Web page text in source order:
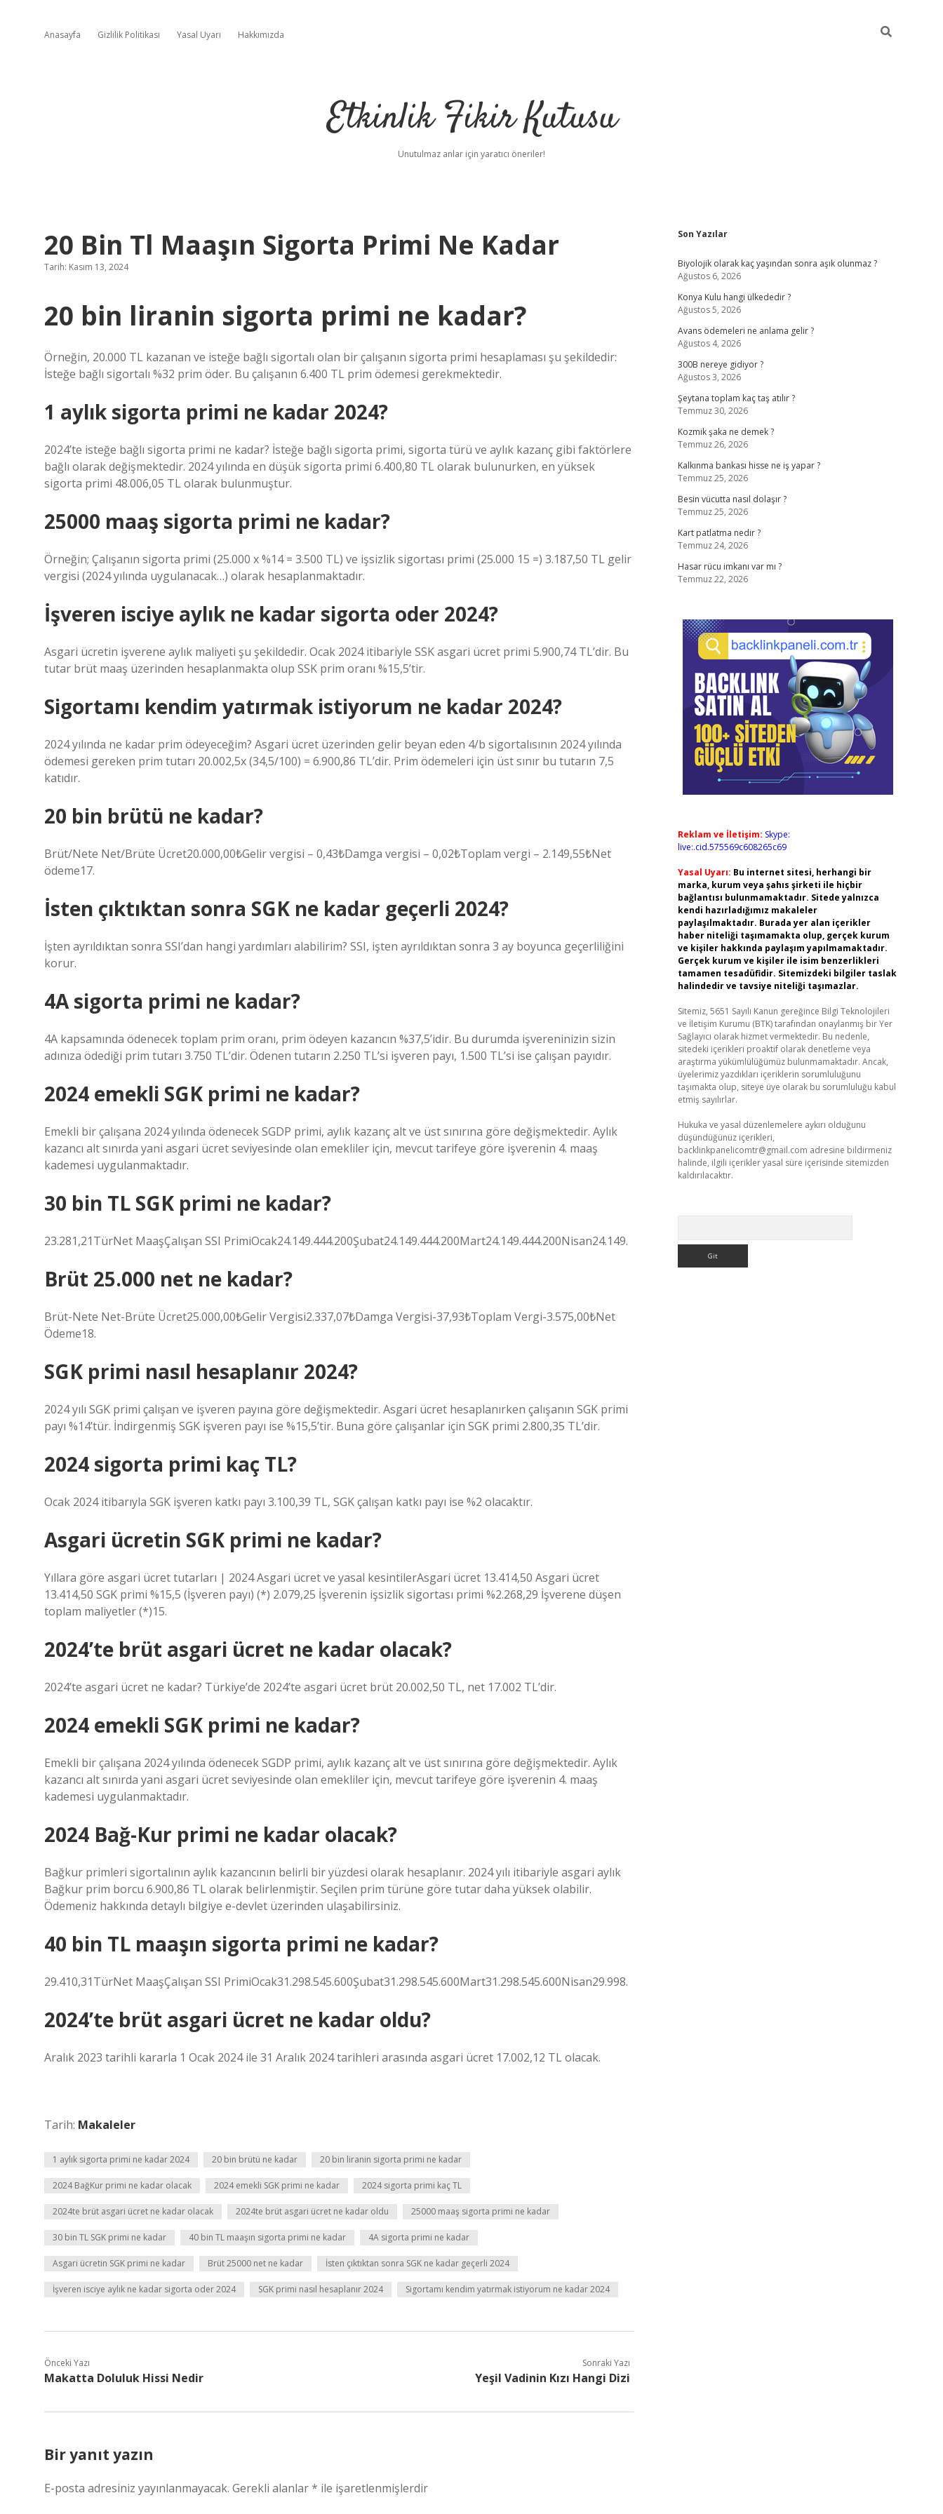
Anasayfa Gizlilik Politikası Yasal Uyarı Hakkımızda
Etkinlik Fikir Kutusu
Unutulmaz anlar için yaratıcı öneriler!
20 Bin Tl Maaşın Sigorta Primi Ne Kadar
Tarih: Kasım 13, 2024
20 bin liranin sigorta primi ne kadar?
Örneğin, 20.000 TL kazanan ve isteğe bağlı sigortalı olan bir çalışanın sigorta primi hesaplaması şu şekildedir:
İsteğe bağlı sigortalı %32 prim öder. Bu çalışanın 6.400 TL prim ödemesi gerekmektedir.
1 aylık sigorta primi ne kadar 2024?
2024’te isteğe bağlı sigorta primi ne kadar? İsteğe bağlı sigorta primi, sigorta türü ve aylık kazanç gibi faktörlere
bağlı olarak değişmektedir. 2024 yılında en düşük sigorta primi 6.400,80 TL olarak bulunurken, en yüksek
sigorta primi 48.006,05 TL olarak bulunmuştur.
25000 maaş sigorta primi ne kadar?
Örneğin; Çalışanın sigorta primi (25.000 x %14 = 3.500 TL) ve işsizlik sigortası primi (25.000 15 =) 3.187,50 TL gelir
vergisi (2024 yılında uygulanacak…) olarak hesaplanmaktadır.
İşveren isciye aylık ne kadar sigorta oder 2024?
Asgari ücretin işverene aylık maliyeti şu şekildedir. Ocak 2024 itibariyle SSK asgari ücret primi 5.900,74 TL’dir. Bu
tutar brüt maaş üzerinden hesaplanmakta olup SSK prim oranı %15,5’tir.
Sigortamı kendim yatırmak istiyorum ne kadar 2024?
2024 yılında ne kadar prim ödeyeceğim? Asgari ücret üzerinden gelir beyan eden 4/b sigortalısının 2024 yılında
ödemesi gereken prim tutarı 20.002,5x (34,5/100) = 6.900,86 TL’dir. Prim ödemeleri için üst sınır bu tutarın 7,5
katıdır.
20 bin brütü ne kadar?
Brüt/Nete Net/Brüte Ücret20.000,00₺Gelir vergisi – 0,43₺Damga vergisi – 0,02₺Toplam vergi – 2.149,55₺Net
ödeme17.
İsten çıktıktan sonra SGK ne kadar geçerli 2024?
İşten ayrıldıktan sonra SSI’dan hangi yardımları alabilirim? SSI, işten ayrıldıktan sonra 3 ay boyunca geçerliliğini
korur.
4A sigorta primi ne kadar?
4A kapsamında ödenecek toplam prim oranı, prim ödeyen kazancın %37,5’idir. Bu durumda işvereninizin sizin
adınıza ödediği prim tutarı 3.750 TL’dir. Ödenen tutarın 2.250 TL’si işveren payı, 1.500 TL’si ise çalışan payıdır.
2024 emekli SGK primi ne kadar?
Emekli bir çalışana 2024 yılında ödenecek SGDP primi, aylık kazanç alt ve üst sınırına göre değişmektedir. Aylık
kazancı alt sınırda yani asgari ücret seviyesinde olan emekliler için, mevcut tarifeye göre işverenin 4. maaş
kademesi uygulanmaktadır.
30 bin TL SGK primi ne kadar?
23.281,21TürNet MaaşÇalışan SSI PrimiOcak24.149.444.200Şubat24.149.444.200Mart24.149.444.200Nisan24.149.
Brüt 25.000 net ne kadar?
Brüt-Nete Net-Brüte Ücret25.000,00₺Gelir Vergisi2.337,07₺Damga Vergisi-37,93₺Toplam Vergi-3.575,00₺Net
Ödeme18.
SGK primi nasıl hesaplanır 2024?
2024 yılı SGK primi çalışan ve işveren payına göre değişmektedir. Asgari ücret hesaplanırken çalışanın SGK primi
payı %14’tür. İndirgenmiş SGK işveren payı ise %15,5’tir. Buna göre çalışanlar için SGK primi 2.800,35 TL’dir.
2024 sigorta primi kaç TL?
Ocak 2024 itibarıyla SGK işveren katkı payı 3.100,39 TL, SGK çalışan katkı payı ise %2 olacaktır.
Asgari ücretin SGK primi ne kadar?
Yıllara göre asgari ücret tutarları | 2024 Asgari ücret ve yasal kesintilerAsgari ücret 13.414,50 Asgari ücret
13.414,50 SGK primi %15,5 (İşveren payı) (*) 2.079,25 İşverenin işsizlik sigortası primi %2.268,29 İşverene düşen
toplam maliyetler (*)15.
2024’te brüt asgari ücret ne kadar olacak?
2024’te asgari ücret ne kadar? Türkiye’de 2024’te asgari ücret brüt 20.002,50 TL, net 17.002 TL’dir.
2024 emekli SGK primi ne kadar?
Emekli bir çalışana 2024 yılında ödenecek SGDP primi, aylık kazanç alt ve üst sınırına göre değişmektedir. Aylık
kazancı alt sınırda yani asgari ücret seviyesinde olan emekliler için, mevcut tarifeye göre işverenin 4. maaş
kademesi uygulanmaktadır.
2024 Bağ-Kur primi ne kadar olacak?
Bağkur primleri sigortalının aylık kazancının belirli bir yüzdesi olarak hesaplanır. 2024 yılı itibariyle asgari aylık
Bağkur prim borcu 6.900,86 TL olarak belirlenmiştir. Seçilen prim türüne göre tutar daha yüksek olabilir.
Ödemeniz hakkında detaylı bilgiye e-devlet üzerinden ulaşabilirsiniz.
40 bin TL maaşın sigorta primi ne kadar?
29.410,31TürNet MaaşÇalışan SSI PrimiOcak31.298.545.600Şubat31.298.545.600Mart31.298.545.600Nisan29.998.
2024’te brüt asgari ücret ne kadar oldu?
Aralık 2023 tarihli kararla 1 Ocak 2024 ile 31 Aralık 2024 tarihleri ​​arasında asgari ücret 17.002,12 TL olacak.
Tarih: Makaleler
1 aylık sigorta primi ne kadar 2024 20 bin brütü ne kadar 20 bin liranin sigorta primi ne kadar
2024 BağKur primi ne kadar olacak 2024 emekli SGK primi ne kadar 2024 sigorta primi kaç TL
2024te brüt asgari ücret ne kadar olacak 2024te brüt asgari ücret ne kadar oldu 25000 maaş sigorta primi ne kadar
30 bin TL SGK primi ne kadar 40 bin TL maaşın sigorta primi ne kadar 4A sigorta primi ne kadar
Asgari ücretin SGK primi ne kadar Brüt 25000 net ne kadar İsten çıktıktan sonra SGK ne kadar geçerli 2024
İşveren isciye aylık ne kadar sigorta oder 2024 SGK primi nasıl hesaplanır 2024 Sigortamı kendim yatırmak istiyorum ne kadar 2024
Önceki Yazı
Makatta Doluluk Hissi Nedir
Sonraki Yazı
Yeşil Vadinin Kızı Hangi Dizi
Bir yanıt yazın
E-posta adresiniz yayınlanmayacak. Gerekli alanlar* ile işaretlenmişlerdir
Sidebar
Son Yazılar
Biyolojik olarak kaç yaşından sonra aşık olunmaz ?
Ağustos 6, 2026
Konya Kulu hangi ülkededir ?
Ağustos 5, 2026
Avans ödemeleri ne anlama gelir ?
Ağustos 4, 2026
300B nereye gidiyor ?
Ağustos 3, 2026
Şeytana toplam kaç taş atılır ?
Temmuz 30, 2026
Kozmik şaka ne demek ?
Temmuz 26, 2026
Kalkınma bankası hisse ne iş yapar ?
Temmuz 25, 2026
Besin vücutta nasıl dolaşır ?
Temmuz 25, 2026
Kart patlatma nedir ?
Temmuz 24, 2026
Hasar rücu imkanı var mı ?
Temmuz 22, 2026
Reklam ve İletişim: Skype:
live:.cid.575569c608265c69
Yasal Uyarı: Bu internet sitesi, herhangi bir
marka, kurum veya şahıs şirketi ile hiçbir
bağlantısı bulunmamaktadır. Sitede yalnızca
kendi hazırladığımız makaleler
paylaşılmaktadır. Burada yer alan içerikler
haber niteliği taşımamakta olup, gerçek kurum
ve kişiler hakkında paylaşım yapılmamaktadır.
Gerçek kurum ve kişiler ile isim benzerlikleri
tamamen tesadüfidir. Sitemizdeki bilgiler taslak
halindedir ve tavsiye niteliği taşımazlar.
Sitemiz, 5651 Sayılı Kanun gereğince Bilgi Teknolojileri
ve İletişim Kurumu (BTK) tarafından onaylanmış bir Yer
Sağlayıcı olarak hizmet vermektedir. Bu nedenle,
sitedeki içerikleri proaktif olarak denetleme veya
araştırma yükümlülüğümüz bulunmamaktadır. Ancak,
üyelerimiz yazdıkları içeriklerin sorumluluğunu
taşımakta olup, siteye üye olarak bu sorumluluğu kabul
etmiş sayılırlar.
Hukuka ve yasal düzenlemelere aykırı olduğunu
düşündüğünüz içerikleri,
backlinkpanelicomtr@gmail.com adresine bildirmeniz
halinde, ilgili içerikler yasal süre içerisinde sitemizden
kaldırılacaktır.